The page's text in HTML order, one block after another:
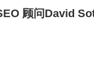
顾问David